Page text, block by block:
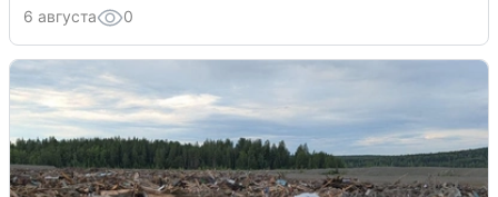
6 августа 0